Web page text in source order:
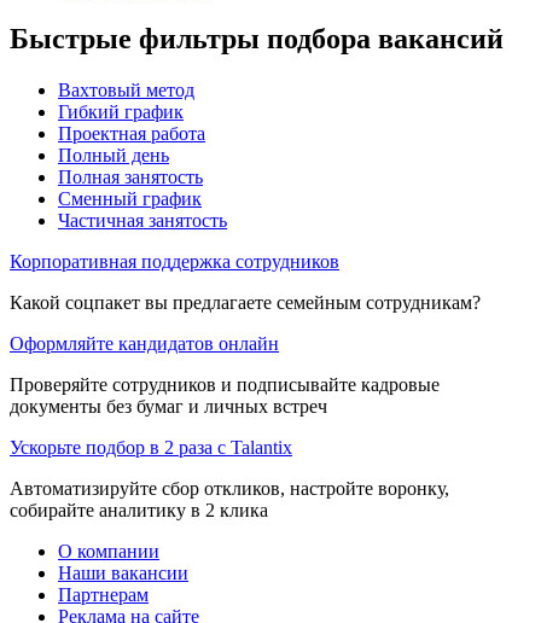
Быстрые фильтры подбора вакансий
Вахтовый метод
Гибкий график
Проектная работа
Полный день
Полная занятость
Сменный график
Частичная занятость
Корпоративная поддержка сотрудников
Какой соцпакет вы предлагаете семейным сотрудникам?
Оформляйте кандидатов онлайн
Проверяйте сотрудников и подписывайте кадровые
документы без бумаг и личных встреч
Ускорьте подбор в 2 раза с Talantix
Автоматизируйте сбор откликов, настройте воронку,
собирайте аналитику в 2 клика
О компании
Наши вакансии
Партнерам
Реклама на сайте